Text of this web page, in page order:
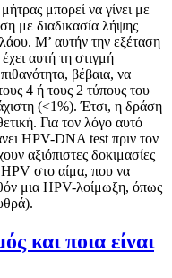
μπορεί να γίνει με
με διαδικασία λήψης
Μ’ αυτήν την εξέταση
αυτή τη στιγμή
βέβαια, να
4 ή τους 2 τύπους του
(<1%). Έτσι, η δράση
Για τον λόγο αυτό
HPV-DNA test πριν τον
αξιόπιστες δοκιμασίες
HPV στο αίμα, που να
μια HPV-λοίμωξη, όπως
και ποια είναι